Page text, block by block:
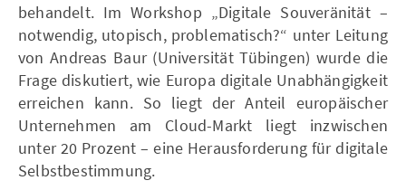
behandelt. Im Workshop „Digitale Souveränität –
notwendig, utopisch, problematisch?“ unter Leitung
von Andreas Baur (Universität Tübingen) wurde die
Frage diskutiert, wie Europa digitale Unabhängigkeit
erreichen kann. So liegt der Anteil europäischer
Unternehmen am Cloud-Markt liegt inzwischen
unter 20 Prozent – eine Herausforderung für digitale
Selbstbestimmung.